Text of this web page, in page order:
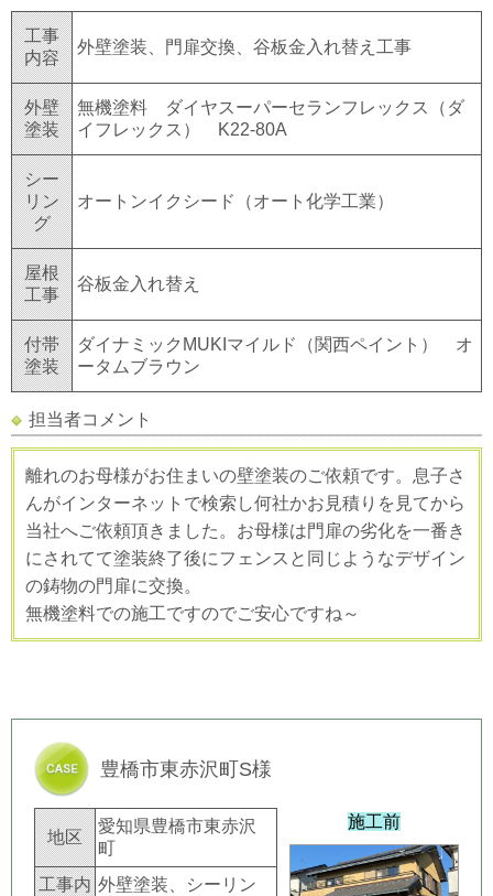
工事
内容
外壁塗装、門扉交換、谷板金入れ替え工事
外壁
塗装
無機塗料 ダイヤスーパーセランフレックス（ダ
イフレックス） K22-80A
シー
リン
グ
オートンイクシード（オート化学工業）
屋根
工事
谷板金入れ替え
付帯
塗装
ダイナミックMUKIマイルド（関西ペイント） オ
ータムブラウン
担当者コメント
離れのお母様がお住まいの壁塗装のご依頼です。息子さ
んがインターネットで検索し何社かお見積りを見てから
当社へご依頼頂きました。お母様は門扉の劣化を一番き
にされてて塗装終了後にフェンスと同じようなデザイン
の鋳物の門扉に交換。
無機塗料での施工ですのでご安心ですね～
豊橋市東赤沢町S様
施工前
地区
愛知県豊橋市東赤沢
町
工事内 外壁塗装、シーリン